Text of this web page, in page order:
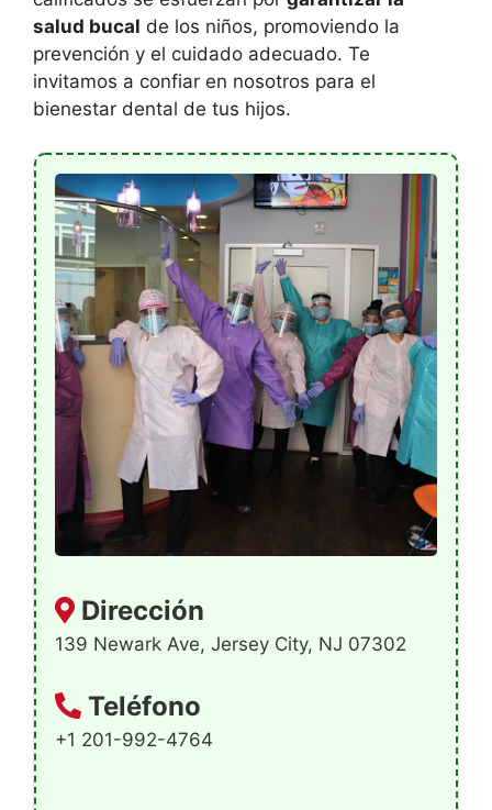
salud bucal de los niños, promoviendo la
prevención y el cuidado adecuado. Te
invitamos a confiar en nosotros para el
bienestar dental de tus hijos.
Dirección
139 Newark Ave, Jersey City, NJ 07302
Teléfono
+1 201-992-4764